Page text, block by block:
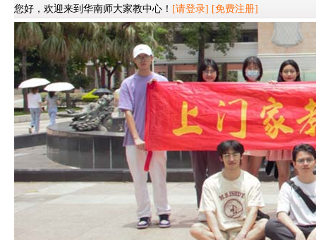
您好，欢迎来到华南师大家教中心！ [请登录] [免费注册]